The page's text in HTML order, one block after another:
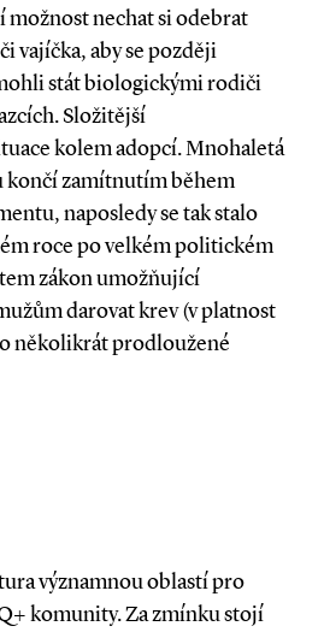
nechat si odebrat
vajíčka, aby se později
stát biologickými rodiči
Složitější
kolem adopcí. Mnohaletá
končí zamítnutím během
naposledy se tak stalo
roce po velkém politickém
zákon umožňující
darovat krev (v platnost
několikrát prodloužené
významnou oblastí pro
komunity. Za zmínku stojí